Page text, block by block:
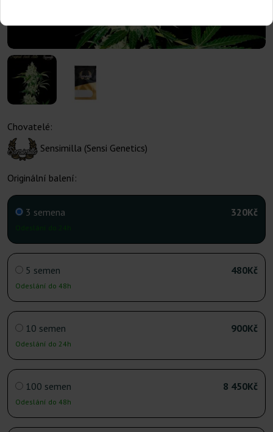
Chovatelé:
Sensimilla (Sensi Genetics)
Originální balení:
3 semena 320Kč
5 semen
Odeslání do 48h
480Kč
10 semen
Odeslání do 24h
900Kč
100 semen
Odeslání do 48h
8 450Kč